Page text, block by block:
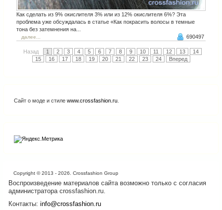
Как сделать из 9% окислителя 3% или из 12% окислителя 6%? Эта
проблема уже обсуждалась в статье «Как покрасить волосы в темные
тона без затемнения на...
далее... 690497
Назад 1 2 3 4 5 6 7 8 9 10 11 12 13
14
15
16 17 18 19 20 21 22 23 24 Вперед
Сайт о моде и стиле www.crossfashion.ru
Copyright © 2013 - 2026. Crossfashion Group
Воспроизведение материалов сайта возможно только с согласия
администратора crossfashion.ru.
Контакты: info@crossfashion.ru